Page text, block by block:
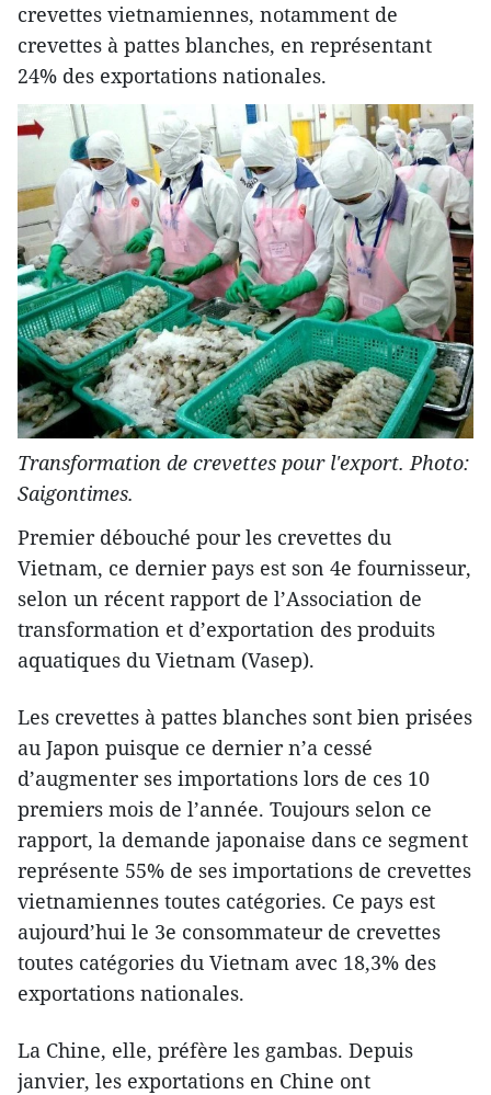
crevettes vietnamiennes, notamment de
crevettes à pattes blanches, en représentant
24% des exportations nationales.
Transformation de crevettes pour l'export. Photo:
Saigontimes.
Premier débouché pour les crevettes du
Vietnam, ce dernier pays est son 4e fournisseur,
selon un récent rapport de l’Association de
transformation et d’exportation des produits
aquatiques du Vietnam (Vasep).
Les crevettes à pattes blanches sont bien prisées
au Japon puisque ce dernier n’a cessé
d’augmenter ses importations lors de ces 10
premiers mois de l’année. Toujours selon ce
rapport, la demande japonaise dans ce segment
représente 55% de ses importations de crevettes
vietnamiennes toutes catégories. Ce pays est
aujourd’hui le 3e consommateur de crevettes
toutes catégories du Vietnam avec 18,3% des
exportations nationales.
La Chine, elle, préfère les gambas. Depuis
janvier, les exportations en Chine ont